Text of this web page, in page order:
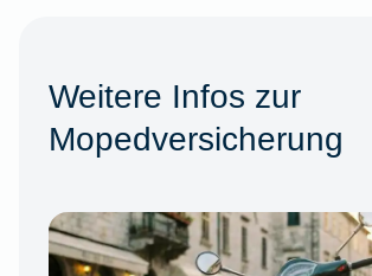
Weitere Infos zur
Mopedversicherung